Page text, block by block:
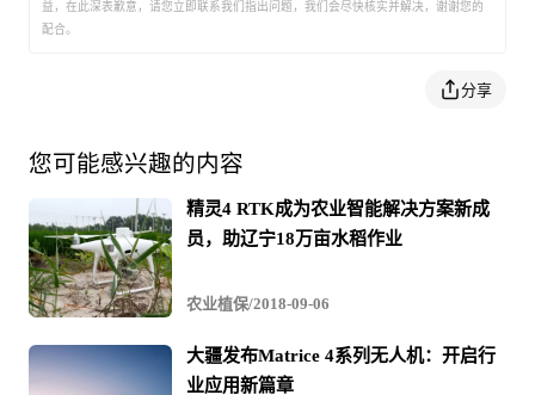
镜头出厂前经过严格的校正，相机与飞控、RTK的时钟系
统实现微秒级同步，保障影像输出精度。系统支持实时
定参数等重要信息，支持多种场景下的作业与后处理需
求。
此外，Phantom 4 RTK采用全新相机畸变校正算法。每个镜
头均经过严格工艺校正，大幅降低畸变对影像精度的影
靠传输。Phantom 4 RTK 结合遥控器内置 App 和 PC
地图生成。航拍照片精确记录位置、姿态、置信度、
镜头标定参数等信息，支持第三方建图软件，满足多
益，在此深表歉意，请您立即联系我们指出问题，我们会尽快核实并解决，谢谢您的
配合。
分享
您可能感兴趣的内容
精灵4 RTK成为农业智能解决方案新成
员，助辽宁18万亩水稻作业
农业植保/2018-09-06
大疆发布Matrice 4系列无人机：开启行
业应用新篇章